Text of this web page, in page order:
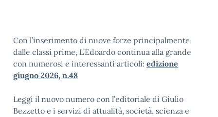
Con l’inserimento di nuove forze principalmente
dalle classi prime, L’Edoardo continua alla grande
con numerosi e interessanti articoli: edizione
giugno 2026, n.48
Leggi il nuovo numero con l’editoriale di Giulio
Bezzetto e i servizi di attualità, società, scienza e